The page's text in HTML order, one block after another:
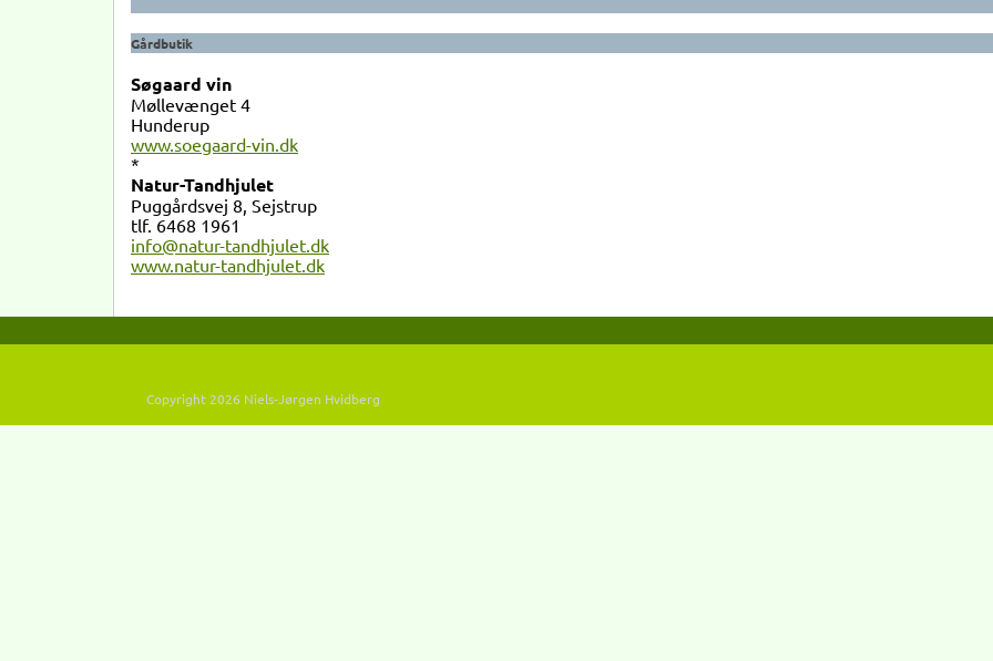
Gårdbutik
Søgaard vin
Møllevænget 4
Hunderup
www.soegaard-vin.dk
*
Natur-Tandhjulet
Puggårdsvej 8, Sejstrup
tlf. 6468 1961
info@natur-tandhjulet.dk
www.natur-tandhjulet.dk
Copyright 2026 Niels-Jørgen Hvidberg